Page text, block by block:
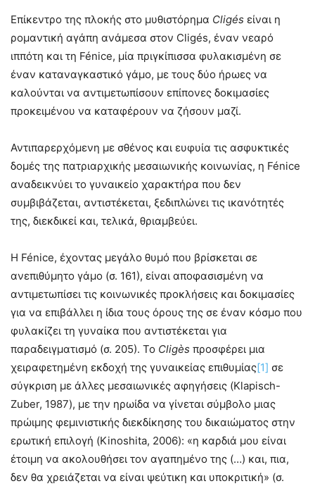
Επίκεντρο της πλοκής στο μυθιστόρημα Cligés είναι η
ρομαντική αγάπη ανάμεσα στον Cligés, έναν νεαρό
ιππότη και τη Fénice, μία πριγκίπισσα φυλακισμένη σε
έναν καταναγκαστικό γάμο, με τους δύο ήρωες να
καλούνται να αντιμετωπίσουν επίπονες δοκιμασίες
προκειμένου να καταφέρουν να ζήσουν μαζί.
Αντιπαρερχόμενη με σθένος και ευφυία τις ασφυκτικές
δομές της πατριαρχικής μεσαιωνικής κοινωνίας, η Fénice
αναδεικνύει το γυναικείο χαρακτήρα που δεν
συμβιβάζεται, αντιστέκεται, ξεδιπλώνει τις ικανότητές
της, διεκδικεί και, τελικά, θριαμβεύει.
Η Fénice, έχοντας μεγάλο θυμό που βρίσκεται σε
ανεπιθύμητο γάμο (σ. 161), είναι αποφασισμένη να
αντιμετωπίσει τις κοινωνικές προκλήσεις και δοκιμασίες
για να επιβάλλει η ίδια τους όρους της σε έναν κόσμο που
φυλακίζει τη γυναίκα που αντιστέκεται για
παραδειγματισμό (σ. 205). Το Cligès προσφέρει μια
χειραφετημένη εκδοχή της γυναικείας επιθυμίας[1] σε
σύγκριση με άλλες μεσαιωνικές αφηγήσεις (Klapisch-
Zuber, 1987), με την ηρωίδα να γίνεται σύμβολο μιας
πρώιμης φεμινιστικής διεκδίκησης του δικαιώματος στην
ερωτική επιλογή (Kinoshita, 2006): «η καρδιά μου είναι
έτοιμη να ακολουθήσει τον αγαπημένο της (…) και, πια,
δεν θα χρειάζεται να είναι ψεύτικη και υποκριτική» (σ.